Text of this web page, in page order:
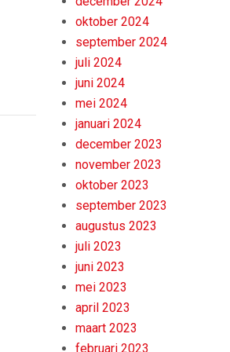
oktober 2024
september 2024
juli 2024
juni 2024
mei 2024
januari 2024
december 2023
november 2023
oktober 2023
september 2023
augustus 2023
juli 2023
juni 2023
mei 2023
april 2023
maart 2023
februari 2023